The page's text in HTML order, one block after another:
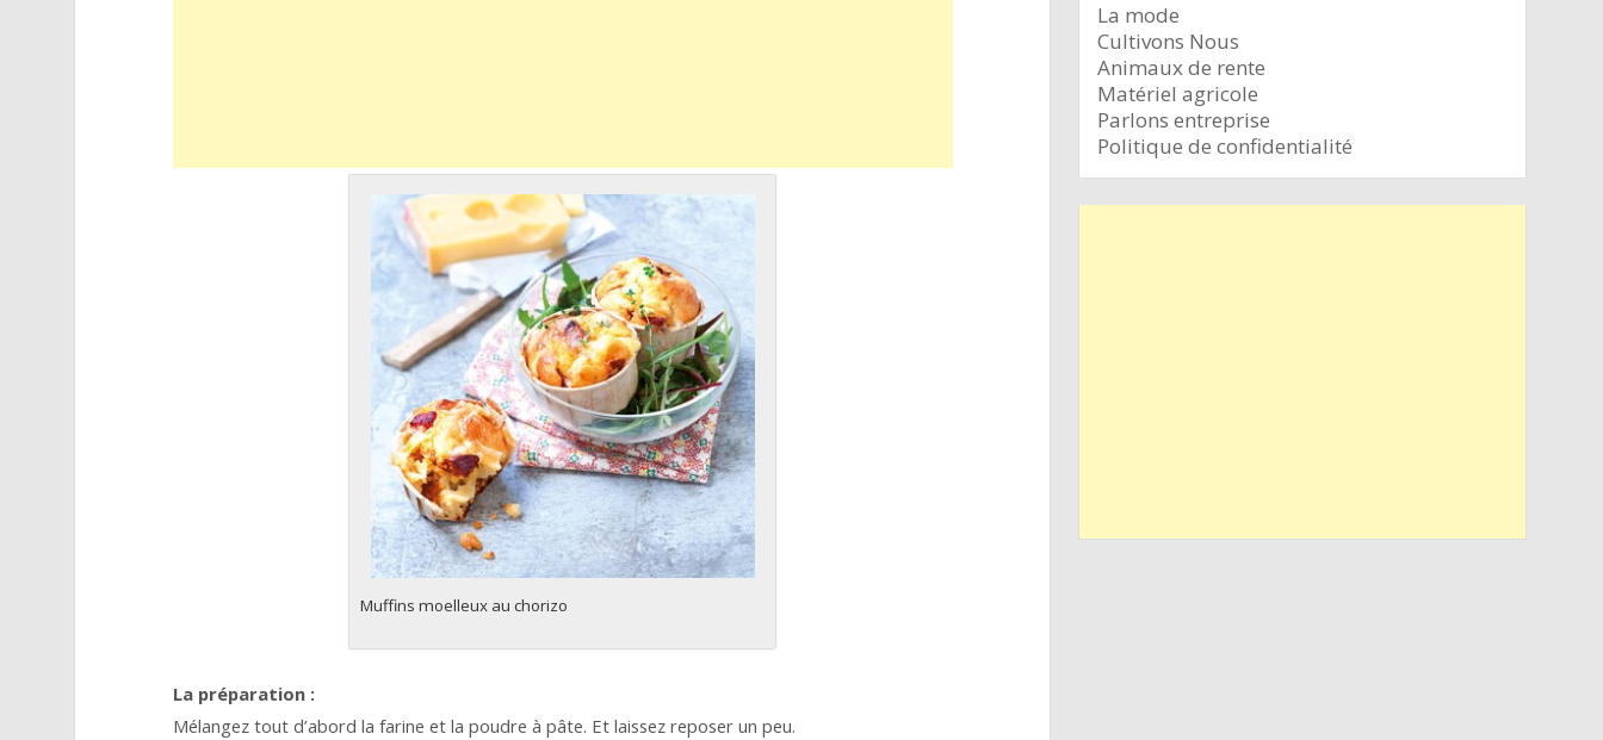
Muffins moelleux au chorizo
La préparation :
Mélangez tout d’abord la farine et la poudre à pâte. Et laissez reposer un peu.
La mode
Cultivons Nous
Animaux de rente
Matériel agricole
Parlons entreprise
Politique de confidentialité